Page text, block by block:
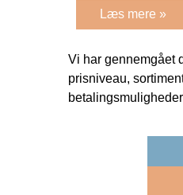
Læs mere »
Vi har gennemgået
prisniveau,